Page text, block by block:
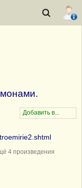
4 произведения